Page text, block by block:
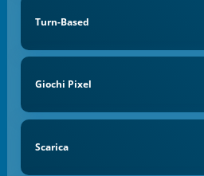
Turn-Based
Giochi Pixel
Scarica